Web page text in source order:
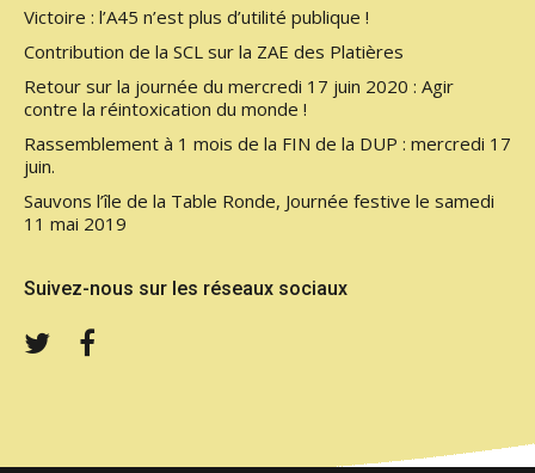
Victoire : l’A45 n’est plus d’utilité publique !
Contribution de la SCL sur la ZAE des Platières
Retour sur la journée du mercredi 17 juin 2020 : Agir
contre la réintoxication du monde !
Rassemblement à 1 mois de la FIN de la DUP : mercredi 17
juin.
Sauvons l’île de la Table Ronde, Journée festive le samedi
11 mai 2019
Suivez-nous sur les réseaux sociaux
Twitter